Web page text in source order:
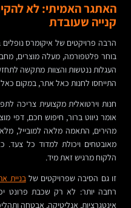
האתגר האמיתי: לא
קנייה שעובדת
הרבה פרויקטים של איקומרס נופלים
בוחר פלטפורמה, מעלה מוצרים,
העגלות ננטשות והצוות מתקשה
התייחסו לחנות כאל אתר, במקום כאל
חנות וירטואלית מקצועית צריכה
אומר ניווט ברור, חיפוש חכם, דפי
מהירים, התאמה מלאה למובייל,
מאובטחים ויכולת למדוד כל
הלקוח מרגיש זאת מיד.
זו גם הסיבה שפרויקטים שלבניית
אינטגרציות, אנליטיקה, אבטחה